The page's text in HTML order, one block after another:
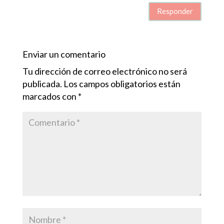
Responder
Enviar un comentario
Tu dirección de correo electrónico no será
publicada. Los campos obligatorios están
marcados con *